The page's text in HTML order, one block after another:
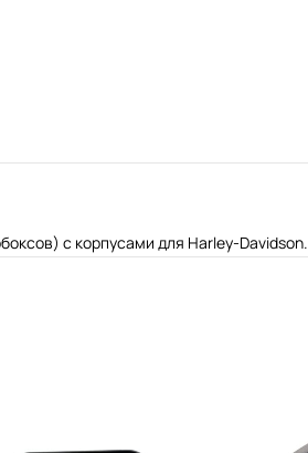
с корпусами для Harley-Davidson.